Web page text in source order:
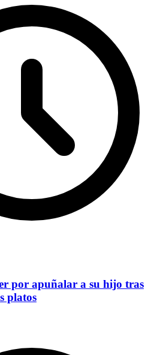
por apuñalar a su hijo tras
platos